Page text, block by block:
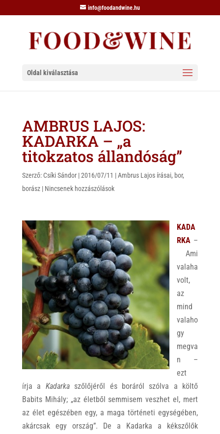
info@foodandwine.hu
Oldal kiválasztása
AMBRUS LAJOS:
KADARKA – „a
titokzatos állandóság”
Szerző: Csíki Sándor|2016/07/11 |Ambrus Lajos írásai, bor,
borász| Nincsenek hozzászólások
KADA
RKA–
Ami
valaha
volt,
az
mind
valaho
gy
megva
n –
ezt
írja a Kadarka szőlőjéről és boráról szólva a költő
Babits Mihály; „az életből semmisem veszhet el, mert
az élet egészében egy, a maga történeti egységében,
akárcsak egy ország”. De a Kadarka a kékszőlők